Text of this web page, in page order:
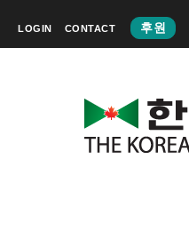
LOGIN CONTACT 후원